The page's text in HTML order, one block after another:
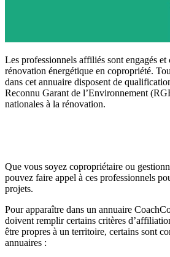
Les professionnels affiliés sont engagés et
rénovation énergétique en copropriété.
dans cet annuaire disposent de
Reconnu Garant de l’Environnement
nationales à la rénovation.
Que vous soyez copropriétaire ou
pouvez faire appel à ces professionnels
projets.
Pour apparaître dans un annuaire
doivent remplir certains critères
être propres à un territoire, certains sont
annuaires :